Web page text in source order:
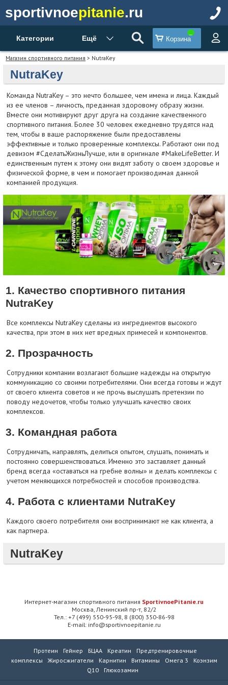
sportivnoepitanie.ru
Категории Ещё Корзина
Магазин спортивного питания > NutraKey
NutraKey
Команда NutraKey – это нечто большее, чем имена и лица. Каждый
из ее членов – личность, преданная здоровому образу жизни.
Вместе они мотивируют друг друга на создание качественного
спортивного питания. Более 30 человек ежедневно трудятся над
тем, чтобы в ваше распоряжение были предоставлены
эффективные и только проверенные комплексы. Работают они под
девизом #СделатьЖизньЛучше, или в оригинале #MakeLifeBetter. И
единственным путем к этому они видят заботу о своем здоровье и
физической форме, в чем и помогает производимая данной
компанией продукция.
1. Качество спортивного питания
NutraKey
Все комплексы NutraKey сделаны из ингредиентов высокого
качества, при этом в них нет вредных примесей и компонентов.
2. Прозрачность
Сотрудники компании возлагают большие надежды на открытую
коммуникацию со своими потребителями. Они всегда готовы и ждут
от своего клиента советов и не прочь выслушать претензии по
поводу недочетов, чтобы только улучшать качество своих
комплексов.
3. Командная работа
Сотрудничать, направлять, делиться опытом, слушать, понимать и
постоянно совершенствоваться. Именно это заставляет данный
бренд всегда «оставаться на гребне волны» и делать комплексы с
учетом меняющихся потребностей и способов производства.
4. Работа с клиентами NutraKey
Каждого своего потребителя они воспринимают не как клиента, а
как партнера.
NutraKey
Интернет-магазин спортивного питания SportivnoePitanie.ru
Москва, Ленинский пр-т, 82/2
Тел.: +7 (499) 550-95-98, 8 (800) 350-86-98
E-mail: info@sportivnoepitanie.ru
Протеин Гейнер БЦАА Креатин
Предтренировочные
комплексы
Жиросжигатели Карнитин Витамины Омега 3
Коэнзим
Q10
Глюкозамин